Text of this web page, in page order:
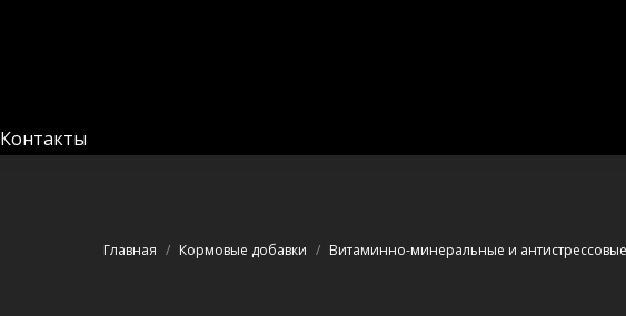
Контакты
Вы здесь:
Главная Кормовые добавки Витаминно-минеральные и